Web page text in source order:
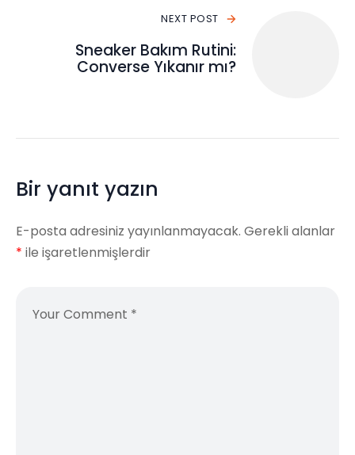
NEXT POST
Sneaker Bakım Rutini:
Converse Yıkanır mı?
Bir yanıt yazın
E-posta adresiniz yayınlanmayacak. Gerekli alanlar
* ile işaretlenmişlerdir